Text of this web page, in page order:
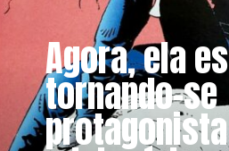
Agora, ela
tornando-se